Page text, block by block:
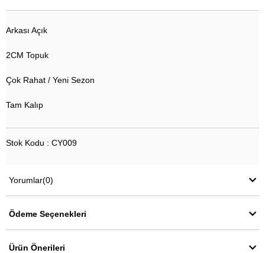
Arkası Açık
2CM Topuk
Çok Rahat / Yeni Sezon
Tam Kalıp
Stok Kodu : CY009
Yorumlar(0)
Ödeme Seçenekleri
Ürün Önerileri